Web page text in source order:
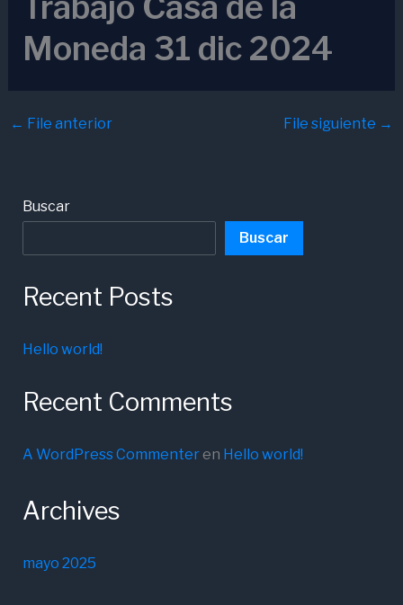
Moneda 31 dic 2024
← File anterior File siguiente →
Buscar
Buscar
Recent Posts
Hello world!
Recent Comments
A WordPress Commenteren Hello world!
Archives
mayo 2025